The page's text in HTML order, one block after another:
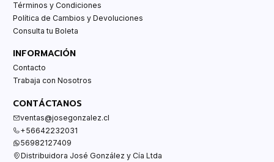
Términos y Condiciones
Política de Cambios y Devoluciones
Consulta tu Boleta
INFORMACIÓN
Contacto
Trabaja con Nosotros
CONTÁCTANOS
ventas@josegonzalez.cl
+56642232031
56982127409
Distribuidora José González y Cía Ltda